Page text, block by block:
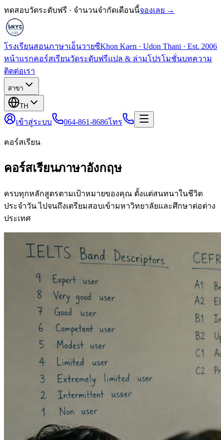
ทดสอบวัดระดับฟรี · จำนวนจำกัดเดือนนี้จองเลย →
โรงเรียนสอนภาษาเอ็นวายซีKhon Kaen · Udon Thani · Est. 2006
หน้าแรกคอร์สเรียนวัดระดับฟรีแปล & ล่ามโปรโมชั่นบทความ
ติดต่อเรา
สาขา
TH
เข้าสู่ระบบ 064-861-8686โทร
คอร์สเรียน
คอร์สเรียนภาษาอังกฤษ
ครบทุกหลักสูตรตามเป้าหมายของคุณ ตั้งแต่สนทนาในชีวิต
ประจำวัน ไปจนถึงเตรียมสอบเข้ามหาวิทยาลัยและศึกษาต่อต่าง
ประเทศ